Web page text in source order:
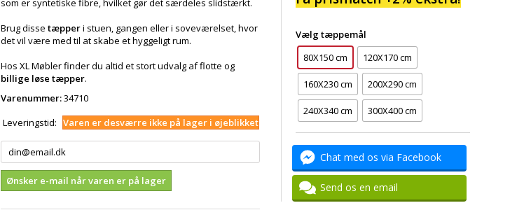
som er syntetiske fibre, hvilket gør det særdeles slidstærkt.
Brug disse tæpperi stuen, gangen eller i soveværelset, hvor
det vil være med til at skabe et hyggeligt rum.
Hos XL Møbler finder du altid et stort udvalg af flotte og
billige løse tæpper.
Varenummer:34710
Leveringstid: Varen er desværre ikke på lager i øjeblikket
Ønsker e-mail når varen er på lager
Vælg tæppemål
80X150 cm
120X170 cm
160X230 cm 200X290 cm
240X340 cm 300X400 cm
Chat med os via Facebook
Send os en email